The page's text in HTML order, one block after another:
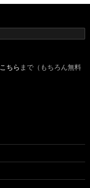
こちら まで（もちろん無料